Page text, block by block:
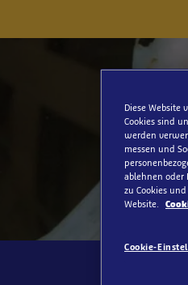
Diese Website
Cookies sind
werden
messen und
ablehnen oder
zu Cookies
Website.
Cookie-